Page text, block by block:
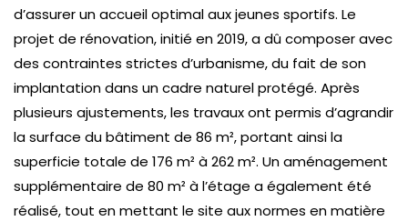
d’assurer un accueil optimal aux jeunes sportifs. Le
projet de rénovation, initié en 2019, a dû composer avec
des contraintes strictes d’urbanisme, du fait de son
implantation dans un cadre naturel protégé. Après
plusieurs ajustements, les travaux ont permis d’agrandir
la surface du bâtiment de 86 m², portant ainsi la
superficie totale de 176 m² à 262 m². Un aménagement
supplémentaire de 80 m² à l’étage a également été
réalisé, tout en mettant le site aux normes en matière